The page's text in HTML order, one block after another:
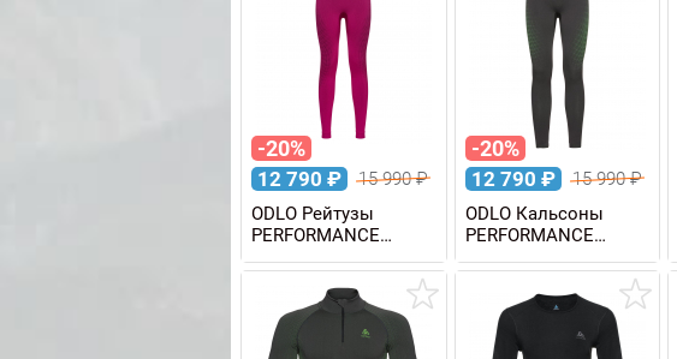
-20%
12 790 ₽ 15 990₽
ODLO Рейтузы
PERFORMANCE
WARM Eco женские
-20%
12 790 ₽ 15 990₽
ODLO Кальсоны
PERFORMANCE
WARM Eco мужские